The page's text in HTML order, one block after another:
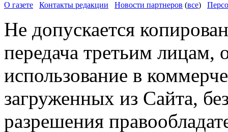
О газете Контакты редакции Новости партнеров (все)
Не допускается
передача третьим лицам,
использование в
загруженных из Сайта,
разрешения